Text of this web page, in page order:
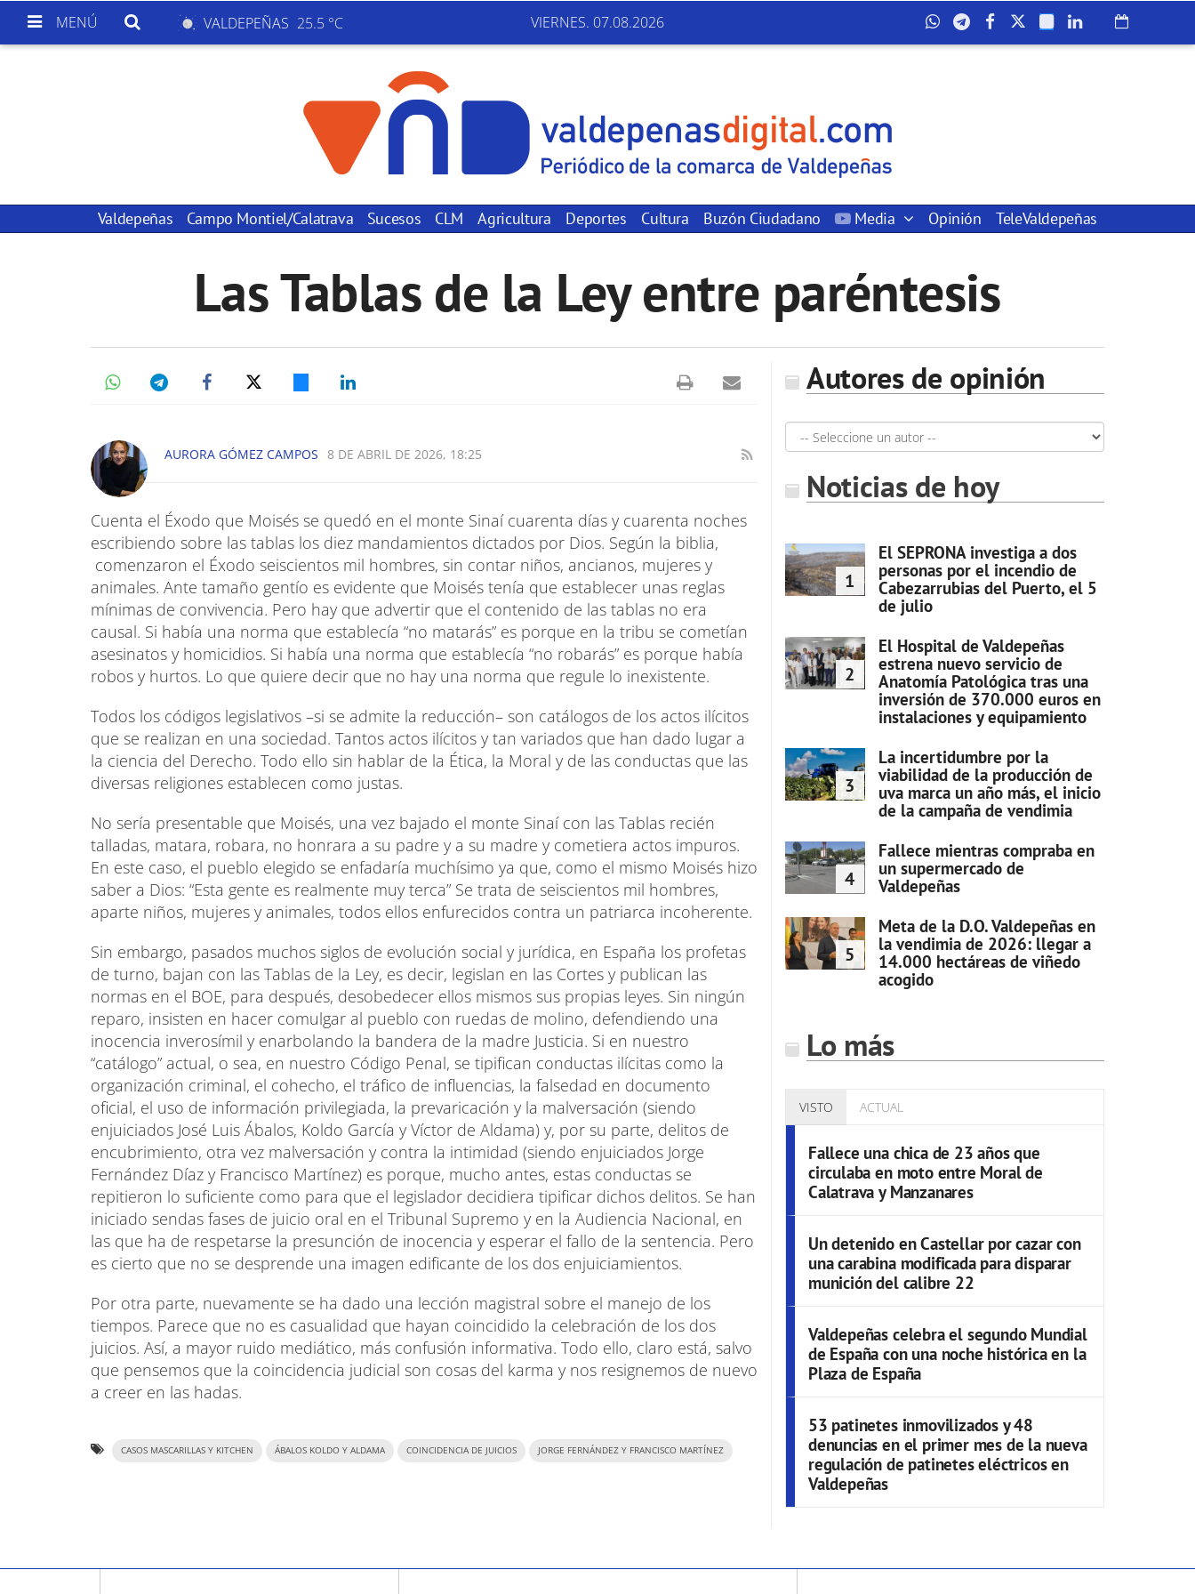
MENÚ VALDEPEÑAS 25.5 °C VIERNES. 07.08.2026
Valdepeñas Campo Montiel/Calatrava Sucesos CLM Agricultura Deportes Cultura Buzón Ciudadano Media Opinión TeleValdepeñas
Las Tablas de la Ley entre paréntesis
AURORA GÓMEZ CAMPOS 8 DE ABRIL DE 2026, 18:25
Cuenta el Éxodo que Moisés se quedó en el monte Sinaí cuarenta días y cuarenta noches
escribiendo sobre las tablas los diez mandamientos dictados por Dios. Según la biblia,
comenzaron el Éxodo seiscientos mil hombres, sin contar niños, ancianos, mujeres y
animales. Ante tamaño gentío es evidente que Moisés tenía que establecer unas reglas
mínimas de convivencia. Pero hay que advertir que el contenido de las tablas no era
causal. Si había una norma que establecía “no matarás” es porque en la tribu se cometían
asesinatos y homicidios. Si había una norma que establecía “no robarás” es porque había
robos y hurtos. Lo que quiere decir que no hay una norma que regule lo inexistente.
Todos los códigos legislativos –si se admite la reducción– son catálogos de los actos ilícitos
que se realizan en una sociedad. Tantos actos ilícitos y tan variados que han dado lugar a
la ciencia del Derecho. Todo ello sin hablar de la Ética, la Moral y de las conductas que las
diversas religiones establecen como justas.
No sería presentable que Moisés, una vez bajado el monte Sinaí con las Tablas recién
talladas, matara, robara, no honrara a su padre y a su madre y cometiera actos impuros.
En este caso, el pueblo elegido se enfadaría muchísimo ya que, como el mismo Moisés hizo
saber a Dios: “Esta gente es realmente muy terca” Se trata de seiscientos mil hombres,
aparte niños, mujeres y animales, todos ellos enfurecidos contra un patriarca incoherente.
Sin embargo, pasados muchos siglos de evolución social y jurídica, en España los profetas
de turno, bajan con las Tablas de la Ley, es decir, legislan en las Cortes y publican las
normas en el BOE, para después, desobedecer ellos mismos sus propias leyes. Sin ningún
reparo, insisten en hacer comulgar al pueblo con ruedas de molino, defendiendo una
inocencia inverosímil y enarbolando la bandera de la madre Justicia. Si en nuestro
“catálogo” actual, o sea, en nuestro Código Penal, se tipifican conductas ilícitas como la
organización criminal, el cohecho, el tráfico de influencias, la falsedad en documento
oficial, el uso de información privilegiada, la prevaricación y la malversación (siendo
enjuiciados José Luis Ábalos, Koldo García y Víctor de Aldama) y, por su parte, delitos de
encubrimiento, otra vez malversación y contra la intimidad (siendo enjuiciados Jorge
Fernández Díaz y Francisco Martínez) es porque, mucho antes, estas conductas se
repitieron lo suficiente como para que el legislador decidiera tipificar dichos delitos. Se han
iniciado sendas fases de juicio oral en el Tribunal Supremo y en la Audiencia Nacional, en
las que ha de respetarse la presunción de inocencia y esperar el fallo de la sentencia. Pero
es cierto que no se desprende una imagen edificante de los dos enjuiciamientos.
Por otra parte, nuevamente se ha dado una lección magistral sobre el manejo de los
tiempos. Parece que no es casualidad que hayan coincidido la celebración de los dos
juicios. Así, a mayor ruido mediático, más confusión informativa. Todo ello, claro está, salvo
que pensemos que la coincidencia judicial son cosas del karma y nos resignemos de nuevo
a creer en las hadas.
CASOS MASCARILLAS Y KITCHEN ÁBALOS KOLDO Y ALDAMA COINCIDENCIA DE JUICIOS JORGE FERNÁNDEZ Y FRANCISCO MARTÍNEZ
Autores de opinión
Noticias de hoy
1
El SEPRONA investiga a dos
personas por el incendio de
Cabezarrubias del Puerto, el 5
de julio
2
El Hospital de Valdepeñas
estrena nuevo servicio de
Anatomía Patológica tras una
inversión de 370.000 euros en
instalaciones y equipamiento
3
La incertidumbre por la
viabilidad de la producción de
uva marca un año más, el inicio
de la campaña de vendimia
4
Fallece mientras compraba en
un supermercado de
Valdepeñas
5
Meta de la D.O. Valdepeñas en
la vendimia de 2026: llegar a
14.000 hectáreas de viñedo
acogido
Lo más
VISTO ACTUAL
Fallece una chica de 23 años que
circulaba en moto entre Moral de
Calatrava y Manzanares
Un detenido en Castellar por cazar con
una carabina modificada para disparar
munición del calibre 22
Valdepeñas celebra el segundo Mundial
de España con una noche histórica en la
Plaza de España
53 patinetes inmovilizados y 48
denuncias en el primer mes de la nueva
regulación de patinetes eléctricos en
Valdepeñas